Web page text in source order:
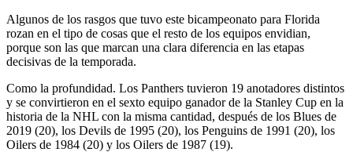
Algunos de los rasgos que tuvo este bicampeonato para Florida
rozan en el tipo de cosas que el resto de los equipos envidian,
porque son las que marcan una clara diferencia en las etapas
decisivas de la temporada.
Como la profundidad. Los Panthers tuvieron 19 anotadores distintos
y se convirtieron en el sexto equipo ganador de la Stanley Cup en la
historia de la NHL con la misma cantidad, después de los Blues de
2019 (20), los Devils de 1995 (20), los Penguins de 1991 (20), los
Oilers de 1984 (20) y los Oilers de 1987 (19).